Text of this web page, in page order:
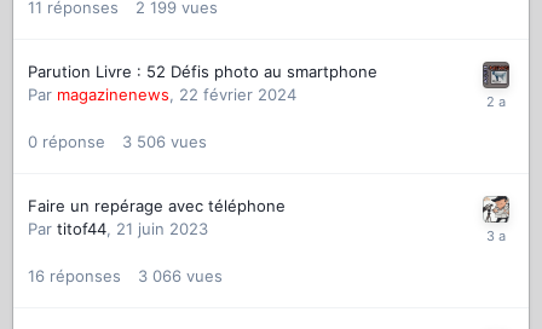
11 réponses 2 199 vues
Parution Livre : 52 Défis photo au smartphone
Par magazinenews, 22 février 2024
0 réponse 3 506 vues
Faire un repérage avec téléphone
Par titof44, 21 juin 2023
16 réponses 3 066 vues